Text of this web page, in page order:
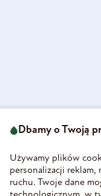
58-160 Świebodzice
REGON 890213034
INFORMACJE
Dbamy o Twoją
Używamy plików
personalizacji reklam,
ruchu. Twoje dane